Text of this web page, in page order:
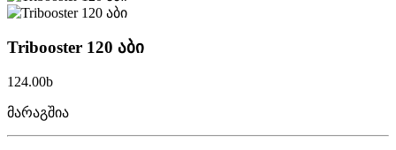
Tribooster 120 აბი
124.00b
მარაგშია